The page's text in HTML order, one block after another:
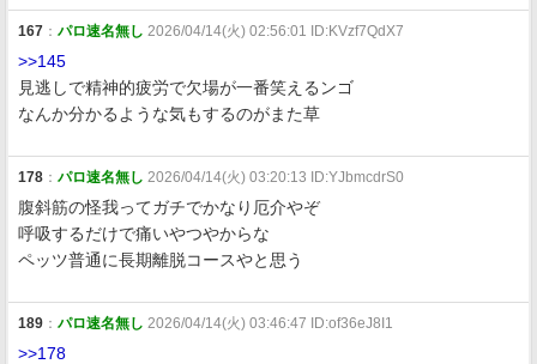
167 ： パロ速名無し 2026/04/14(火) 02:56:01 ID:KVzf7QdX7
>>145
見逃しで精神的疲労で欠場が一番笑えるンゴ
なんか分かるような気もするのがまた草
178 ： パロ速名無し 2026/04/14(火) 03:20:13 ID:YJbmcdrS0
腹斜筋の怪我ってガチでかなり厄介やぞ
呼吸するだけで痛いやつやからな
ペッツ普通に長期離脱コースやと思う
189 ： パロ速名無し 2026/04/14(火) 03:46:47 ID:of36eJ8I1
>>178